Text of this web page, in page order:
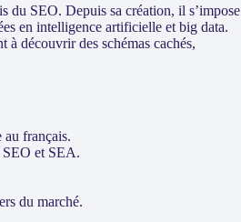
du SEO. Depuis sa création, il s’impose
en intelligence artificielle et big data.
à découvrir des schémas cachés,
au français.
SEO et SEA.
du marché.